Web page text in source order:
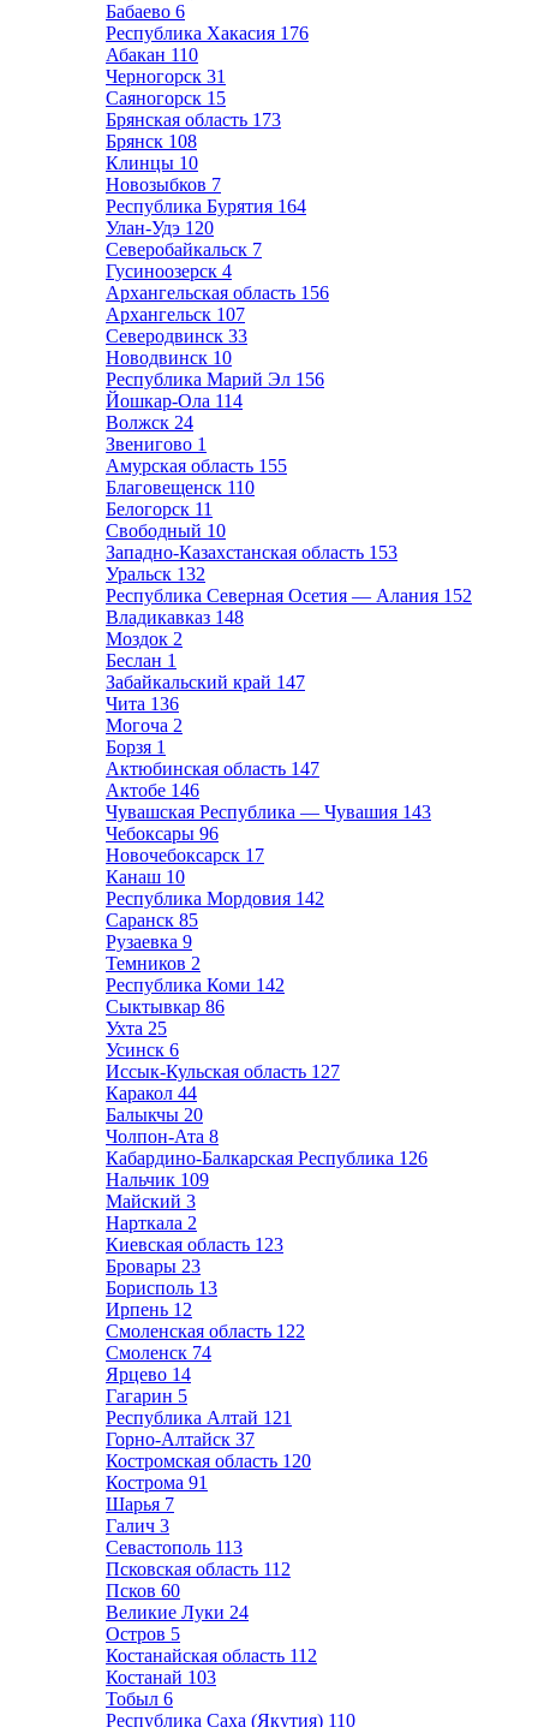
Бабаево 6
Республика Хакасия 176
Абакан 110
Черногорск 31
Саяногорск 15
Брянская область 173
Брянск 108
Клинцы 10
Новозыбков 7
Республика Бурятия 164
Улан-Удэ 120
Северобайкальск 7
Гусиноозерск 4
Архангельская область 156
Архангельск 107
Северодвинск 33
Новодвинск 10
Республика Марий Эл 156
Йошкар-Ола 114
Волжск 24
Звенигово 1
Амурская область 155
Благовещенск 110
Белогорск 11
Свободный 10
Западно-Казахстанская область 153
Уральск 132
Республика Северная Осетия — Алания 152
Владикавказ 148
Моздок 2
Беслан 1
Забайкальский край 147
Чита 136
Могоча 2
Борзя 1
Актюбинская область 147
Актобе 146
Чувашская Республика — Чувашия 143
Чебоксары 96
Новочебоксарск 17
Канаш 10
Республика Мордовия 142
Саранск 85
Рузаевка 9
Темников 2
Республика Коми 142
Сыктывкар 86
Ухта 25
Усинск 6
Иссык-Кульская область 127
Каракол 44
Балыкчы 20
Чолпон-Ата 8
Кабардино-Балкарская Республика 126
Нальчик 109
Майский 3
Нарткала 2
Киевская область 123
Бровары 23
Борисполь 13
Ирпень 12
Смоленская область 122
Смоленск 74
Ярцево 14
Гагарин 5
Республика Алтай 121
Горно-Алтайск 37
Костромская область 120
Кострома 91
Шарья 7
Галич 3
Севастополь 113
Псковская область 112
Псков 60
Великие Луки 24
Остров 5
Костанайская область 112
Костанай 103
Тобыл 6
Республика Саха (Якутия) 110